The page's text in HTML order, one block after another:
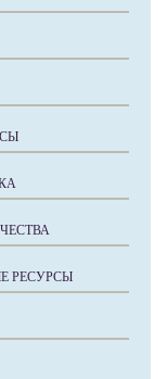
РЕСУРСЫ